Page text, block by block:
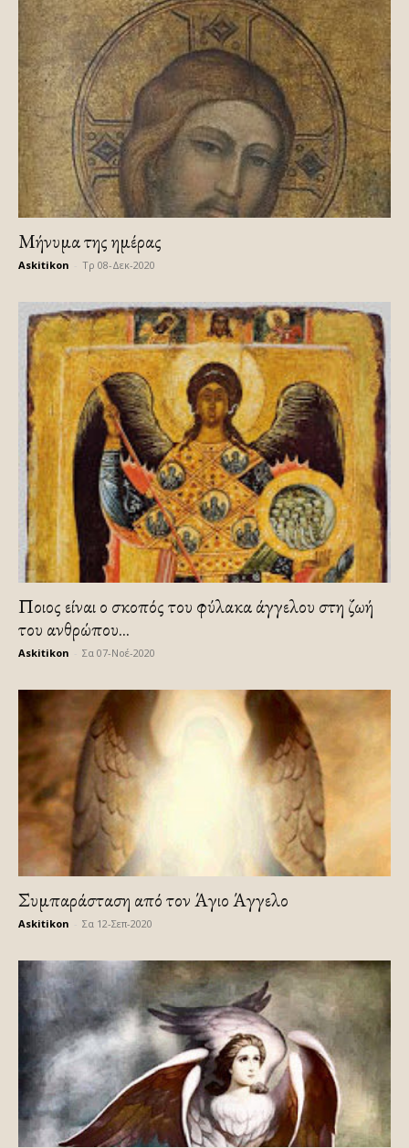
Μήνυμα της ημέρας
Askitikon Τρ 08-Δεκ-2020
Ποιος είναι ο σκοπός του φύλακα άγγελου στη ζωή
του ανθρώπου...
Askitikon Σα 07-Νοέ-2020
Συμπαράσταση από τον Άγιο Άγγελο
Askitikon Σα 12-Σεπ-2020